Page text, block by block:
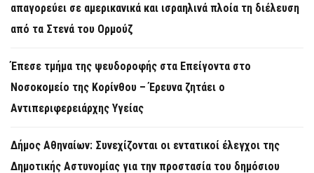
απαγορεύει σε αμερικανικά και ισραηλινά πλοία τη διέλευση
από τα Στενά του Ορμούζ
Έπεσε τμήμα της ψευδοροφής στα Επείγοντα στο
Νοσοκομείο της Κορίνθου – Έρευνα ζητάει ο
Αντιπεριφερειάρχης Υγείας
Δήμος Αθηναίων: Συνεχίζονται οι εντατικοί έλεγχοι της
Δημοτικής Αστυνομίας για την προστασία του δημόσιου